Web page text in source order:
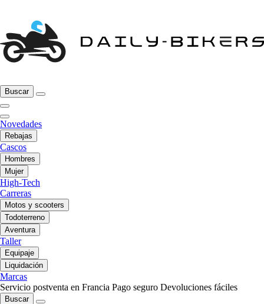
Buscar
Novedades
Rebajas
Cascos
Hombres
Mujer
High-Tech
Carreras
Motos y scooters
Todoterreno
Aventura
Taller
Equipaje
Liquidación
Marcas
Servicio postventa en Francia Pago seguro Devoluciones fáciles
Buscar